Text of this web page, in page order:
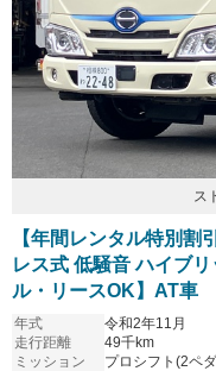
ス
【年間レンタル特別割
レス式 低騒音 ハイブ
ル・リースOK】AT車
年式
令和2年11月
走行距離
49千km
ミッション
プロシフト(2ペ